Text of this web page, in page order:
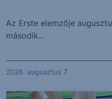
Az Erste elemzője
második...
2026. augusztus 7.